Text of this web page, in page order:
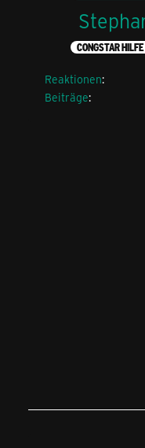
CONGSTAR
Reaktionen
Beiträge